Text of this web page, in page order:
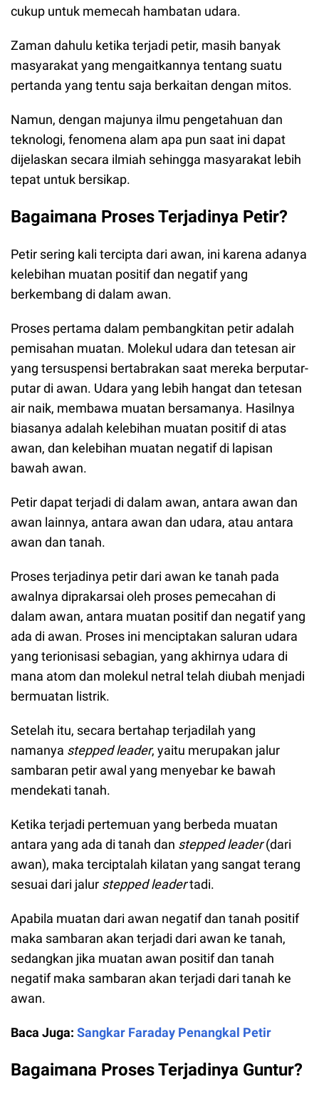
cukup untuk memecah hambatan udara.
Zaman dahulu ketika terjadi petir, masih banyak
masyarakat yang mengaitkannya tentang suatu
pertanda yang tentu saja berkaitan dengan mitos.
Namun, dengan majunya ilmu pengetahuan dan
teknologi, fenomena alam apa pun saat ini dapat
dijelaskan secara ilmiah sehingga masyarakat lebih
tepat untuk bersikap.
Bagaimana Proses Terjadinya Petir?
Petir sering kali tercipta dari awan, ini karena adanya
kelebihan muatan positif dan negatif yang
berkembang di dalam awan.
Proses pertama dalam pembangkitan petir adalah
pemisahan muatan. Molekul udara dan tetesan air
yang tersuspensi bertabrakan saat mereka berputar-
putar di awan. Udara yang lebih hangat dan tetesan
air naik, membawa muatan bersamanya. Hasilnya
biasanya adalah kelebihan muatan positif di atas
awan, dan kelebihan muatan negatif di lapisan
bawah awan.
Petir dapat terjadi di dalam awan, antara awan dan
awan lainnya, antara awan dan udara, atau antara
awan dan tanah.
Proses terjadinya petir dari awan ke tanah pada
awalnya diprakarsai oleh proses pemecahan di
dalam awan, antara muatan positif dan negatif yang
ada di awan. Proses ini menciptakan saluran udara
yang terionisasi sebagian, yang akhirnya udara di
mana atom dan molekul netral telah diubah menjadi
bermuatan listrik.
Setelah itu, secara bertahap terjadilah yang
namanya stepped leader, yaitu merupakan jalur
sambaran petir awal yang menyebar ke bawah
mendekati tanah.
Ketika terjadi pertemuan yang berbeda muatan
antara yang ada di tanah dan stepped leader(dari
awan), maka terciptalah kilatan yang sangat terang
sesuai dari jalur stepped leadertadi.
Apabila muatan dari awan negatif dan tanah positif
maka sambaran akan terjadi dari awan ke tanah,
sedangkan jika muatan awan positif dan tanah
negatif maka sambaran akan terjadi dari tanah ke
awan.
Baca Juga: Sangkar Faraday Penangkal Petir
Bagaimana Proses Terjadinya Guntur?